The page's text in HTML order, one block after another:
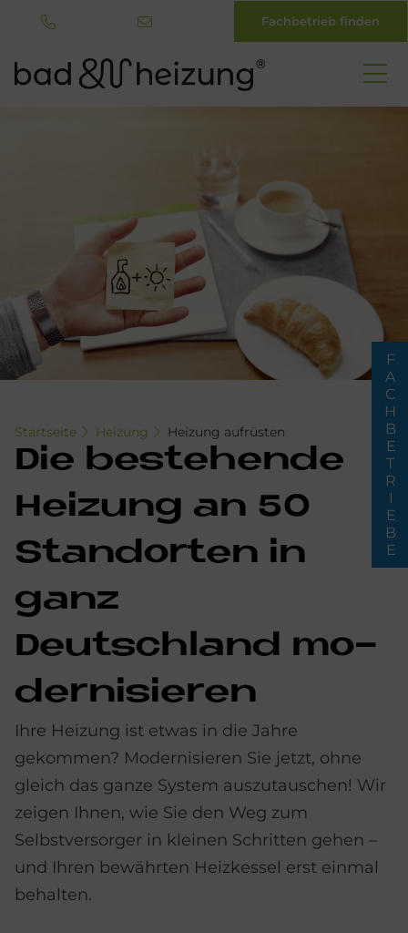
Fachbetrieb finden
Startseite Heizung Heizung aufrüsten
Die be­stehen­de
Hei­zung an 50
Stand­or­ten in
ganz
Deutschland mo­
der­ni­sie­ren
Ihre Heizung ist etwas in die Jahre
gekommen? Modernisieren Sie jetzt, ohne
gleich das ganze System auszutauschen! Wir
zeigen Ihnen, wie Sie den Weg zum
Selbstversorger in kleinen Schritten gehen –
und Ihren bewährten Heizkessel erst einmal
behalten.
FACHBETRIEBE